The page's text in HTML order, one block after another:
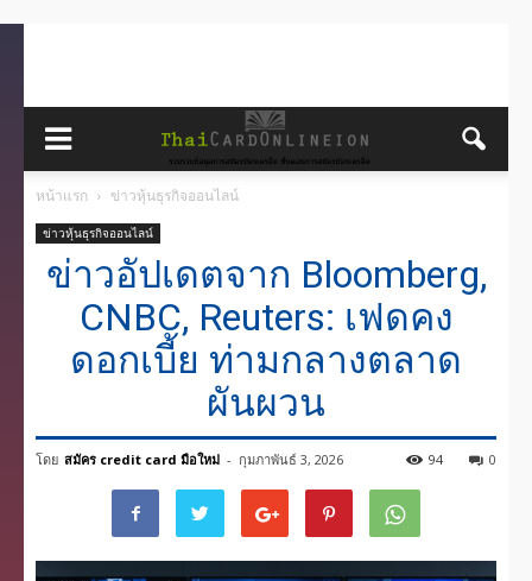
หน้าแรก ข่าวหุ้นธุรกิจออนไลน์
ข่าวหุ้นธุรกิจออนไลน์
ข่าวอัปเดตจาก Bloomberg,
CNBC, Reuters: เฟดคง
ดอกเบี้ย ท่ามกลางตลาด
ผันผวน
โดย สมัคร credit card มือใหม่ - กุมภาพันธ์ 3, 2026 0
94